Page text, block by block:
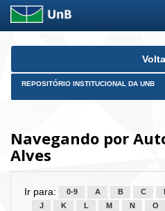
Skip
REPOSITÓRIO INSTITUCIONAL DA UNB
Navegando por
Alves
Ir para: 0-9 A B C
J
K L M N O